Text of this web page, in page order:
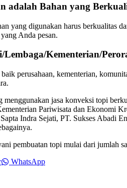
adalah Bahan yang
yang digunakan harus berkualitas
Anda pesan.
Kementerian/
perusahaan, kementerian,
menggunakan jasa konveksi topi
Pariwisata dan Ekonomi
Indra Sejati, PT. Sukses Abadi
pembuatan topi mulai dari jumlah
WhatsApp